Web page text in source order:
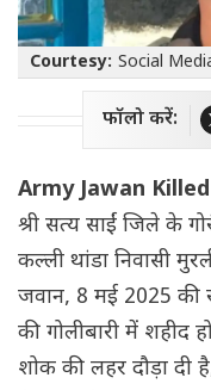
Courtesy: Social
फॉलो करें:
Army Jawan
श्री सत्य साईं जिले के
कल्ली थांडा निवासी
जवान, 8 मई 2025 की
की गोलीबारी में
शोक की लहर दौड़ा दी